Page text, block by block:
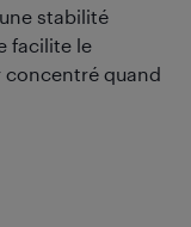
stabilité
facilite le
concentré quand